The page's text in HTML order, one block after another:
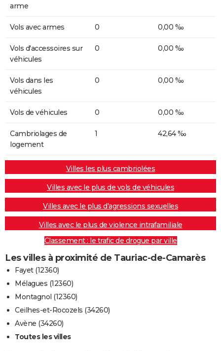
arme
Vols avec armes 0 0,00 ‰
Vols d'accessoires sur
véhicules
0 0,00 ‰
Vols dans les
véhicules
0 0,00 ‰
Vols de véhicules 0 0,00 ‰
Cambriolages de
logement
1 42,64 ‰
Villes les plus cambriolées
Villes avec le plus de vols de véhicules
Villes avec le plus d'agressions sexuelles
Villes avec le plus de violence intrafamiliale
Classement : le trafic de drogue par ville
Les villes à proximité de Tauriac-de-Camarès
Fayet (12360)
Mélagues (12360)
Montagnol (12360)
Ceilhes-et-Rocozels (34260)
Avène (34260)
Toutes les villes